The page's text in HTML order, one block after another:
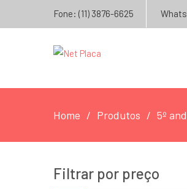
Fone: (11) 3876-6625
Home Produtos 5º
Filtrar por preço